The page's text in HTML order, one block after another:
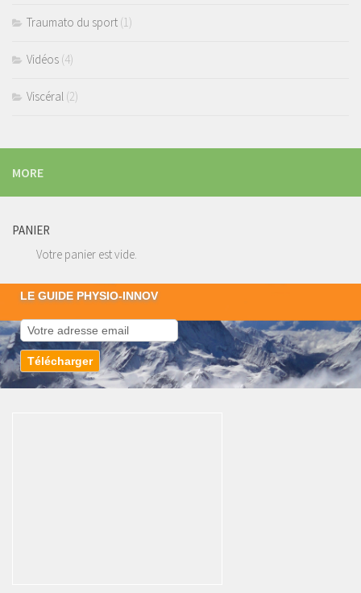
Traumato du sport (1)
Vidéos (4)
Viscéral (2)
MORE
PANIER
Votre panier est vide.
LE GUIDE PHYSIO-INNOV